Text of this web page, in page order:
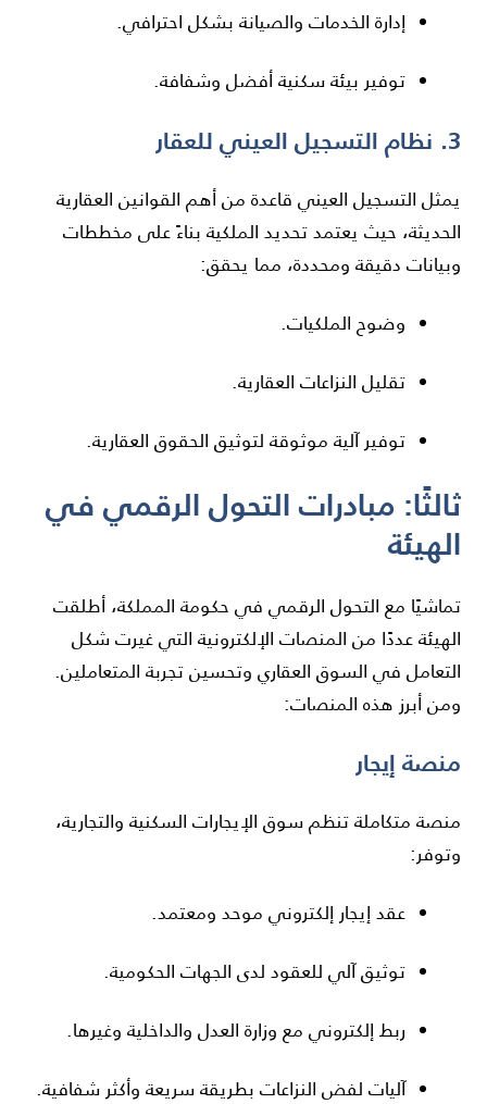
إدارة الخدمات والصيانة بشكل احترافي.
توفير بيئة سكنية أفضل وشفافة.
3. نظام التسجيل العيني للعقار
يمثل التسجيل العيني قاعدة من أهم القوانين العقارية
الحديثة، حيث يعتمد تحديد الملكية بناءً على مخططات
وبيانات دقيقة ومحددة، مما يحقق:
وضوح الملكيات.
تقليل النزاعات العقارية.
توفير آلية موثوقة لتوثيق الحقوق العقارية.
ثالثًا: مبادرات التحول الرقمي في
الهيئة
تماشيًا مع التحول الرقمي في حكومة المملكة، أطلقت
الهيئة عددًا من المنصات الإلكترونية التي غيرت شكل
التعامل في السوق العقاري وتحسين تجربة المتعاملين.
ومن أبرز هذه المنصات:
منصةإيجار
منصة متكاملة تنظم سوق الإيجارات السكنية والتجارية،
وتوفر:
عقد إيجار إلكتروني موحد ومعتمد.
توثيق آلي للعقود لدى الجهات الحكومية.
ربط إلكتروني مع وزارة العدل والداخلية وغيرها.
آليات لفض النزاعات بطريقة سريعة وأكثر شفافية.